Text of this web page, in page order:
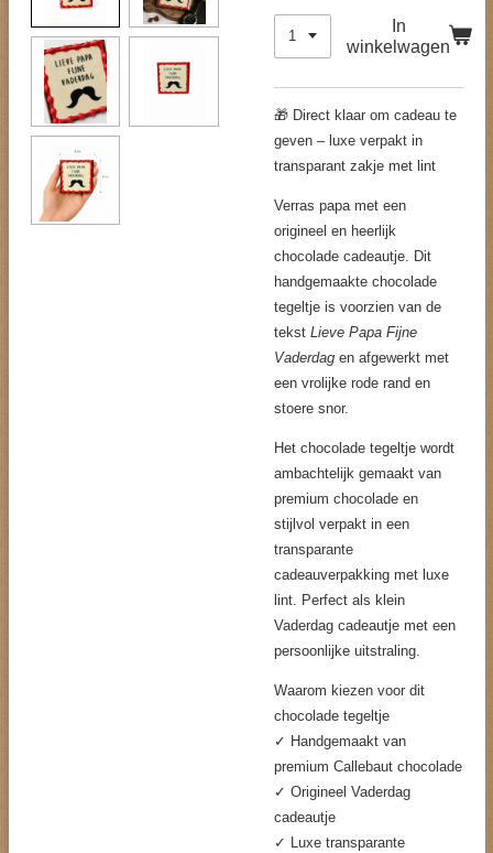
In
winkelwagen
🎁 Direct klaar om cadeau te
geven – luxe verpakt in
transparant zakje met lint
Verras papa met een
origineel en heerlijk
chocolade cadeautje. Dit
handgemaakte chocolade
tegeltje is voorzien van de
tekst Lieve Papa Fijne
Vaderdag en afgewerkt met
een vrolijke rode rand en
stoere snor.
Het chocolade tegeltje wordt
ambachtelijk gemaakt van
premium chocolade en
stijlvol verpakt in een
transparante
cadeauverpakking met luxe
lint. Perfect als klein
Vaderdag cadeautje met een
persoonlijke uitstraling.
Waarom kiezen voor dit
chocolade tegeltje
✓ Handgemaakt van
premium Callebaut chocolade
✓ Origineel Vaderdag
cadeautje
✓ Luxe transparante